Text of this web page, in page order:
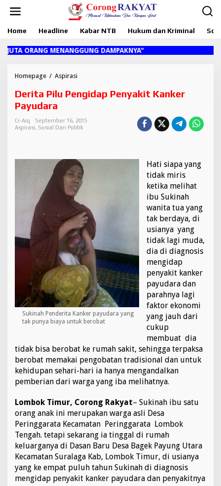
Home Headline Kabar NTB Hukum dan Kriminal
ORANG MENANGGUNG DAMPAKNYA"
Homepage / Aspirasi
r
a
P
P
e
n
g
i
d
a
p
P
e
n
y
a
k
i
K
a
n
r
P
a
y
a
r
a
Derita Pilu Pengidap Penyakit Kanker
Payudara
Cr-Aiq
September 16, 2015
Aspirasi, Sosial Dan Politik
Sukinah Penderita Kanker payudara yang
tak punya biaya untuk berobat
Hati siapa yang
tidak miris
ketika melihat
ibu Sukinah
wanita tua yang
tak berdaya, di
usianya yang
tidak lagi muda,
dia di diagnosis
mengidap
penyakit kanker
payudara dan
parahnya lagi
faktor ekonomi
yang jauh dari
cukup
membuat dia
tidak bisa berobat ke rumah sakit, sehingga terpaksa
berobat memakai pengobatan tradisional dan untuk
kehidupan sehari-hari ia hanya mengandalkan
pemberian dari warga yang iba melihatnya.
Lombok Timur, Corong Rakyat– Sukinah ibu satu
orang anak ini merupakan warga asli Desa
Peringgarata Kecamatan Peringgarata Lombok
Tengah. tetapi sekarang ia tinggal di rumah
keluarganya di Dasan Baru Desa Bagek Payung Utara
Kecamatan Suralaga Kab, Lombok Timur, di usianya
yang ke empat puluh tahun Sukinah di diagnosis
mengidap penyakit kanker payudara dan penyakitnya